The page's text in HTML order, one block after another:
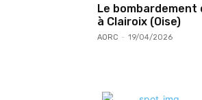
Le
à Clairoix (Oise)
AORC - 19/04/2026